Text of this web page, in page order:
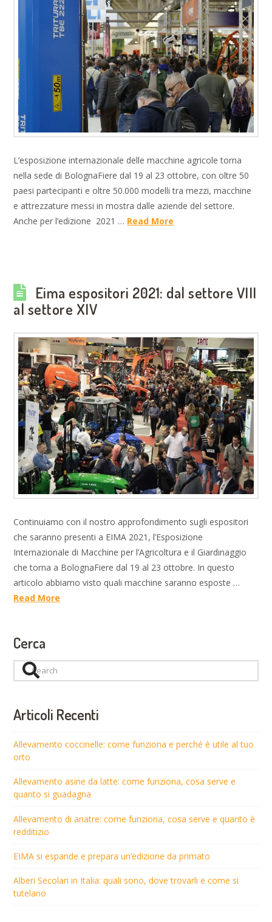
L’esposizione internazionale delle macchine agricole torna
nella sede di BolognaFiere dal 19 al 23 ottobre, con oltre 50
paesi partecipanti e oltre 50.000 modelli tra mezzi, macchine
e attrezzature messi in mostra dalle aziende del settore.
Anche per l’edizione 2021 … Read More
Eima espositori 2021: dal settore VIII
al settore XIV
Continuiamo con il nostro approfondimento sugli espositori
che saranno presenti a EIMA 2021, l’Esposizione
Internazionale di Macchine per l’Agricoltura e il Giardinaggio
che torna a BolognaFiere dal 19 al 23 ottobre. In questo
articolo abbiamo visto quali macchine saranno esposte …
Read More
Cerca
Search
Articoli Recenti
Allevamento coccinelle: come funziona e perché è utile al tuo
orto
Allevamento asine da latte: come funziona, cosa serve e
quanto si guadagna
Allevamento di anatre: come funziona, cosa serve e quanto è
redditizio
EIMA si espande e prepara un’edizione da primato
Alberi Secolari in Italia: quali sono, dove trovarli e come si
tutelano